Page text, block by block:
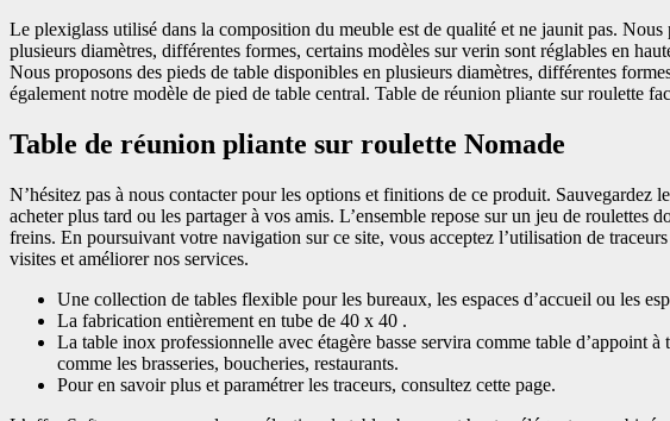
Le plexiglass utilisé dans la composition du meuble est de qualité et ne jaunit pas. Nous
plusieurs diamètres, différentes formes, certains modèles sur verin sont réglables en
Nous proposons des pieds de table disponibles en plusieurs diamètres, différentes
également notre modèle de pied de table central. Table de réunion pliante sur roulette
Table de réunion pliante sur roulette Nomade
N’hésitez pas à nous contacter pour les options et finitions de ce produit. Sauvegardez
acheter plus tard ou les partager à vos amis. L’ensemble repose sur un jeu de roulettes
freins. En poursuivant votre navigation sur ce site, vous acceptez l’utilisation de
visites et améliorer nos services.
Une collection de tables flexible pour les bureaux, les espaces d’accueil ou les
La fabrication entièrement en tube de 40 x 40 .
La table inox professionnelle avec étagère basse servira comme table d’appoint
comme les brasseries, boucheries, restaurants.
Pour en savoir plus et paramétrer les traceurs, consultez cette page.